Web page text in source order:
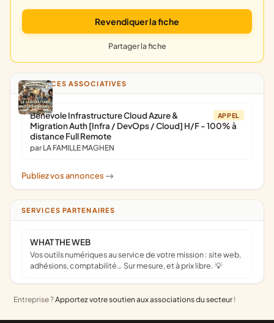
Revendiquer la fiche
Partager la fiche
ANNONCES ASSOCIATIVES
APPEL
Bénévole Infrastructure Cloud Azure &
Migration Auth [Infra / DevOps / Cloud] H/F - 100% à
distance Full Remote
par LA FAMILLE MAGHEN
Publiez vos annonces ->
SERVICES PARTENAIRES
WHAT THE WEB
Vos outils numériques au service de votre mission : site web,
adhésions, comptabilité… Sur mesure, et à prix libre. 💡
Entreprise ?Apportez votre soutien aux associations du secteur !